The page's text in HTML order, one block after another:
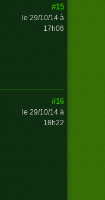
#15
le 29/10/14 à
17h06
#16
le 29/10/14 à
18h22